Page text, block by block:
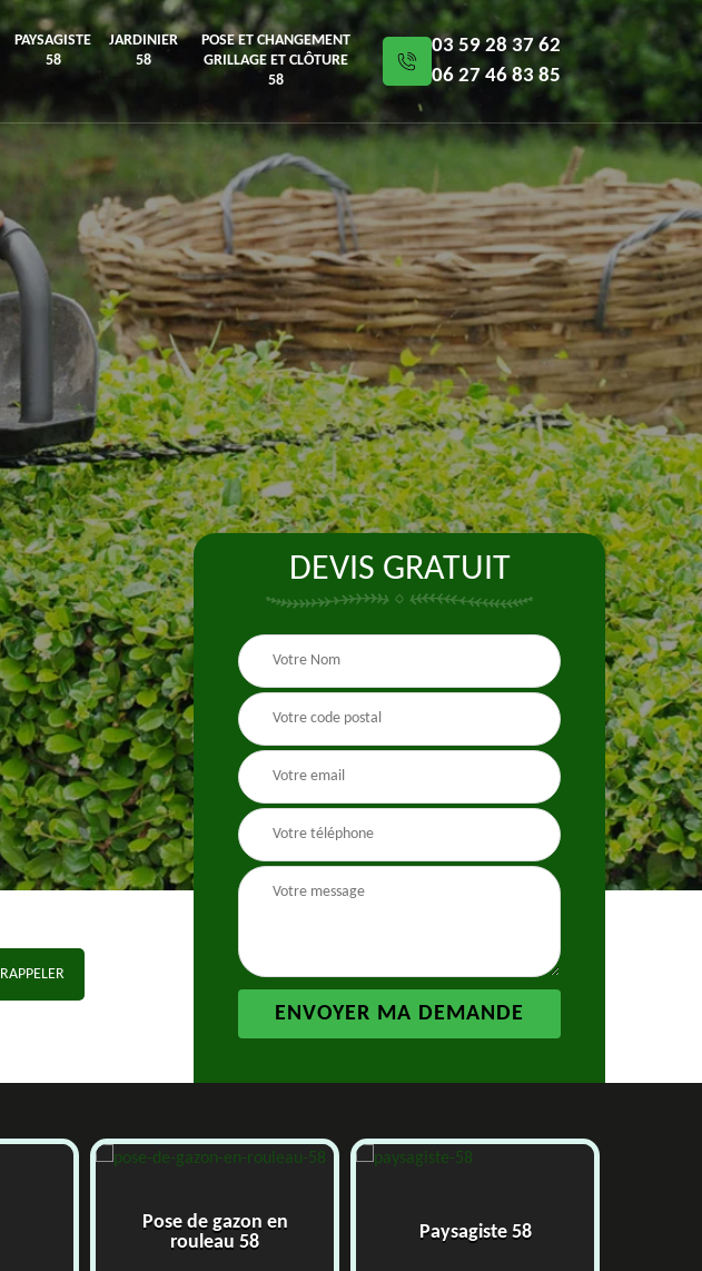
PAYSAGISTE
58
JARDINIER
58
POSE ET CHANGEMENT
GRILLAGE ET CLÔTURE
58
03 59 28 37 62
06 27 46 83 85
DEVIS GRATUIT
Pose de gazon en
rouleau 58
Paysagiste 58